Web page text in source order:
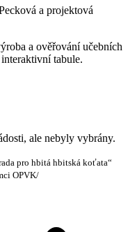
a projektová
a ověřování učebních
tabule.
ale nebyly vybrány.
pro hbitá hbitská koťata“
OPVK/